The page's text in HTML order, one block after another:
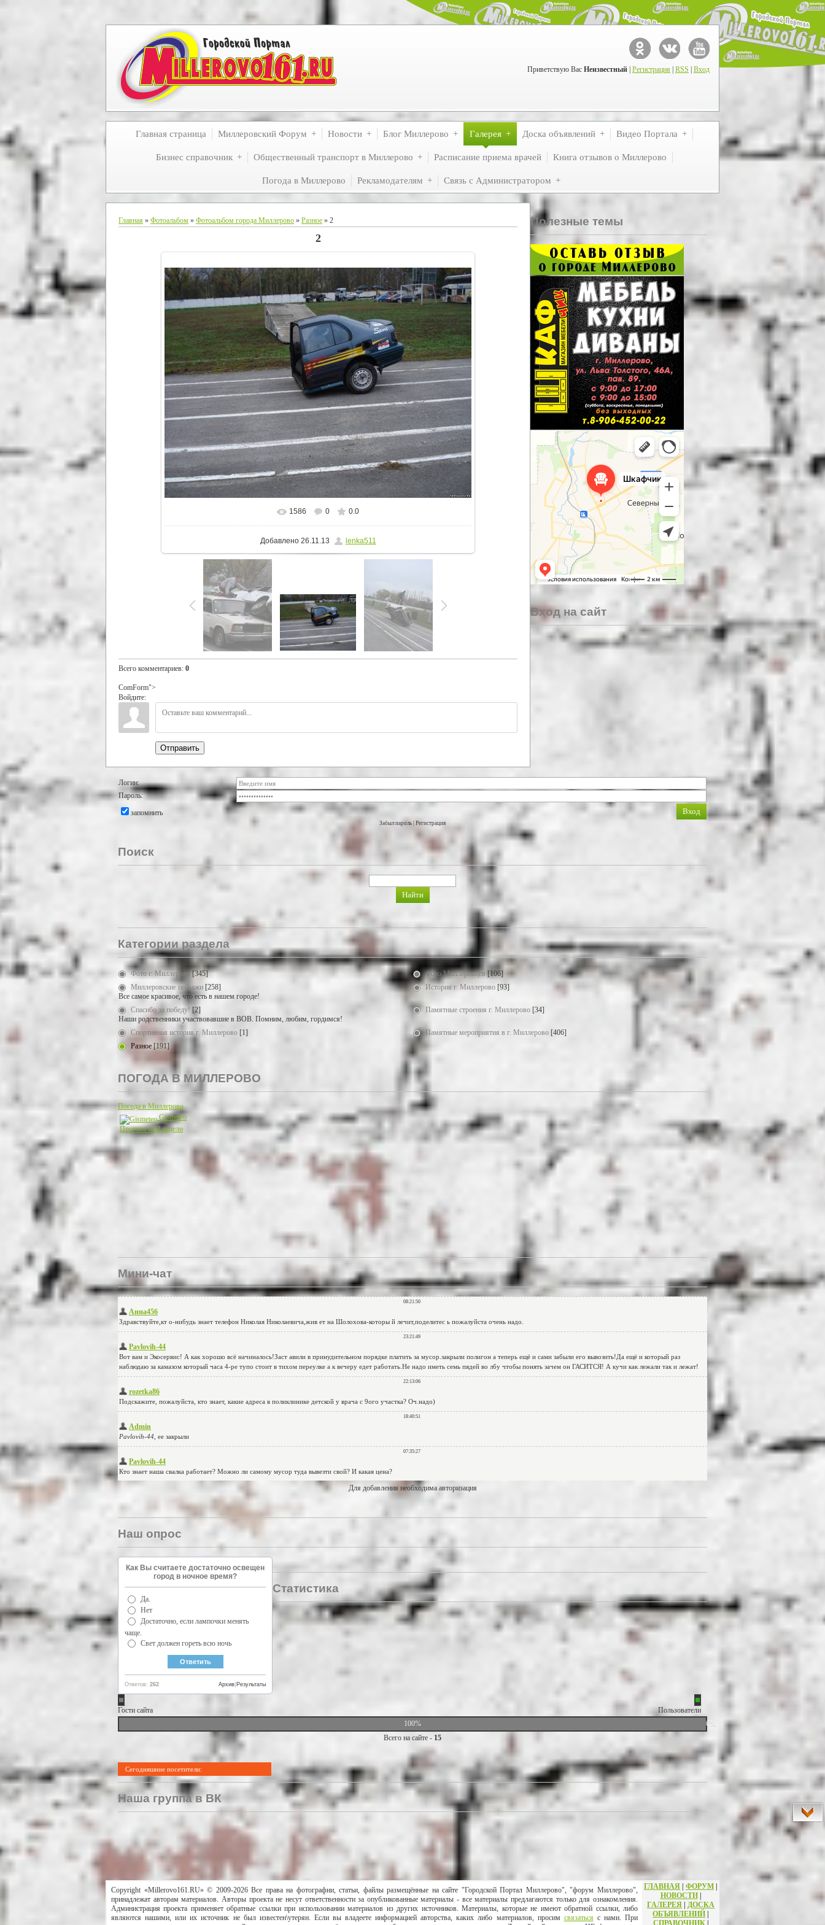
Приветствую Вас Неизвестный Регистрация RSS Вход
Главная страница Миллеровский Форум Новости Блог Миллерово Галерея Доска объявлений Видео Портала
Бизнес справочник Общественный транспорт в Миллерово Расписание приема врачей Книга отзывов о Миллерово
Погода в Миллерово Рекламодателям Связь с Администратором
Главная » Фотоальбом » Фотоальбом города Миллерово » Разное » 2
2
В реальном размере 1500x1125
1586 0 0.0
Добавлено26.11.13 lenka511
Всего комментариев: 0
ComForm">
Войдите:
Отправить
Полезные темы
Вход на сайт
Логин:
Пароль:
запомнить
Забыл пароль Регистрация
Поиск
Категории раздела
Фото г. Миллерово [345] Фото Миллеровцев [106]
Миллеровские пейзажи [258]
Все самое красивое, что есть в нашем городе!
История г. Миллерово [93]
Спасибо за победу! [2]
Наши родственники участвовавшие в ВОВ. Помним, любим, гордимся!
Памятные строения г. Миллерово [34]
Спортивная история г. Миллерово [1] Памятные мероприятия в г. Миллерово [406]
Разное [191]
ПОГОДА В МИЛЛЕРОВО
Погода в Миллерово
Gismeteo
Прогноз на 2 недели
Мини-чат
Для добавления необходима авторизация
Наш опрос
Как Вы считаете достаточно освещен
город в ночное время?
Да.
Нет
Достаточно, если лампочки менять
чаще.
Свет должен гореть всю ночь
Ответов: 262 Результаты
Архив
Статистика
Гости сайта
Пользователи
100%
0%
Всего на сайте - 15
Сегодняшние посетители:
Наша группа в ВК
Copyright «Millerovo161.RU» © 2009-2026 Все права на фотографии, статьи, файлы размещённые на сайте "Городской Портал Миллерово", "форум Миллерово",
принадлежат авторам материалов. Авторы проекта не несут ответственности за опубликованные материалы - все материалы предлагаются только для ознакомления.
Администрация проекта применяет обратные ссылки при использовании материалов из других источников. Материалы, которые не имеют обратной ссылки, либо
являются нашими, или их источник не был известен\утерян. Если вы владеете информацией авторства, каких либо материалов, просим связатьсяс нами. При
ГЛАВНАЯ | ФОРУМ |
НОВОСТИ|
ГАЛЕРЕЯ | ДОСКА
ОБЪЯВЛЕНИЙ |
СПРАВОЧНИК|